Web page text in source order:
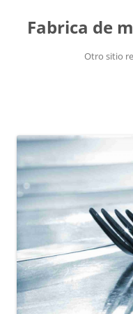
Fabrica de
Otro sitio